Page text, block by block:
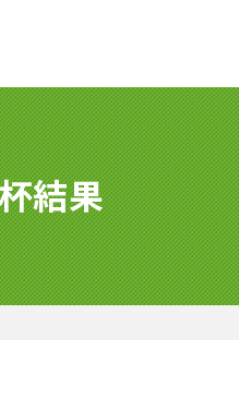
結果